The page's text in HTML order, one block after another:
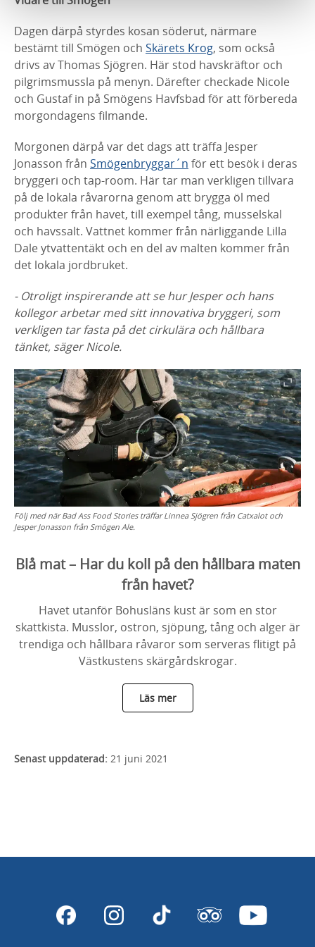
Dagen därpå styrdes kosan söderut, närmare
bestämt till Smögen och Skärets Krog, som också
drivs av Thomas Sjögren. Här stod havskräftor och
pilgrimsmussla på menyn. Därefter checkade Nicole
och Gustaf in på Smögens Havfsbad för att förbereda
morgondagens filmande.
Morgonen därpå var det dags att träffa Jesper
Jonasson från Smögenbryggar´n för ett besök i deras
bryggeri och tap-room. Här tar man verkligen tillvara
på de lokala råvarorna genom att brygga öl med
produkter från havet, till exempel tång, musselskal
och havssalt. Vattnet kommer från närliggande Lilla
Dale ytvattentäkt och en del av malten kommer från
det lokala jordbruket.
- Otroligt inspirerande att se hur Jesper och hans
kollegor arbetar med sitt innovativa bryggeri, som
verkligen tar fasta på det cirkulära och hållbara
tänket, säger Nicole.
Följ med när Bad Ass Food Stories träffar Linnea Sjögren från Catxalot och
Jesper Jonasson från Smögen Ale.
Blå mat – Har du koll på den hållbara maten
från havet?
Havet utanför Bohusläns kust är som en stor
skattkista. Musslor, ostron, sjöpung, tång och alger är
trendiga och hållbara råvaror som serveras flitigt på
Västkustens skärgårdskrogar.
Läs mer
Senast uppdaterad: 21 juni 2021